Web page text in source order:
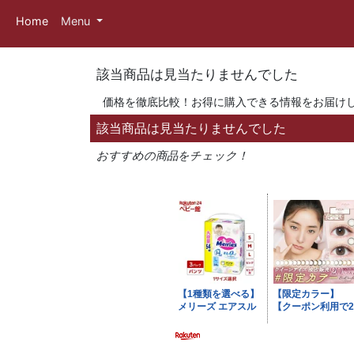
Home Menu
該当商品は見当たりませんでした
価格を徹底比較！お得に購入できる情報をお届け
該当商品は見当たりませんでした
おすすめの商品をチェック！